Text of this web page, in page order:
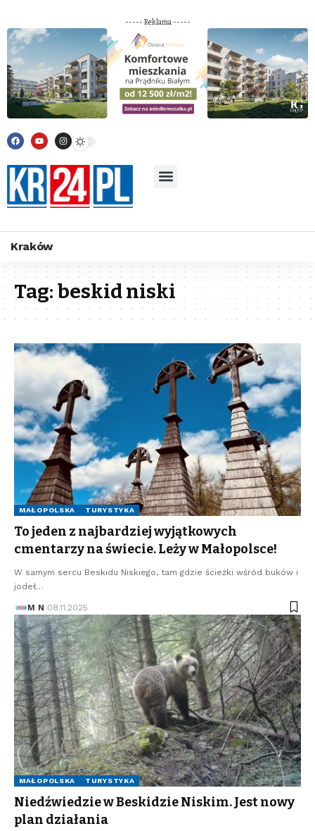
----- Reklama -----
Kraków
Tag:beskid niski
MAŁOPOLSKA TURYSTYKA
To jeden z najbardziej wyjątkowych
cmentarzy na świecie. Leży w Małopolsce!
W samym sercu Beskidu Niskiego, tam gdzie ścieżki wśród buków i
jodeł…
M N 08.11.2025
MAŁOPOLSKA TURYSTYKA
Niedźwiedzie w Beskidzie Niskim. Jest nowy
plan działania